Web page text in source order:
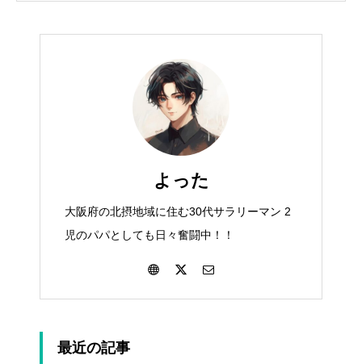
よった
大阪府の北摂地域に住む30代サラリーマン 2
児のパパとしても日々奮闘中！！
最近の記事